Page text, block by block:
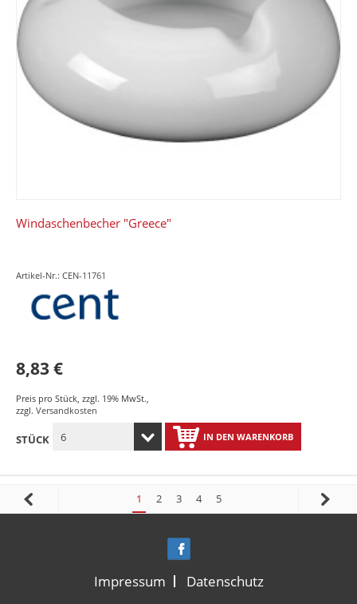
Windaschenbecher "Greece"
Artikel-Nr.: CEN-11761
8,83 €
Preis pro Stück, zzgl. 19% MwSt.,
zzgl. Versandkosten
STÜCK IN DEN WARENKORB
1 2 3 4 5
Impressum Datenschutz